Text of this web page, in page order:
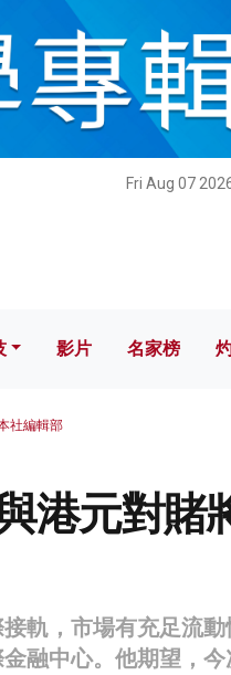
Fri Aug 07
影片 名家榜
影片 名家榜
社編輯部
港元對賭
軌，市場有充足流動
融中心。他期望，今